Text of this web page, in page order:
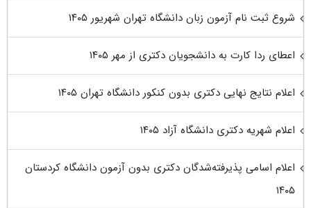
شروع ثبت نام آزمون زبان دانشگاه تهران شهریور ۱۴۰۵
اعطای ردا کارت به دانشجویان دکتری از مهر ۱۴۰۵
اعلام نتایج نهایی دکتری بدون کنکور دانشگاه تهران ۱۴۰۵
اعلام شهریه دکتری دانشگاه آزاد ۱۴۰۵
اعلام اسامی پذیرفته‌شدگان دکتری بدون آزمون دانشگاه کردستان
۱۴۰۵